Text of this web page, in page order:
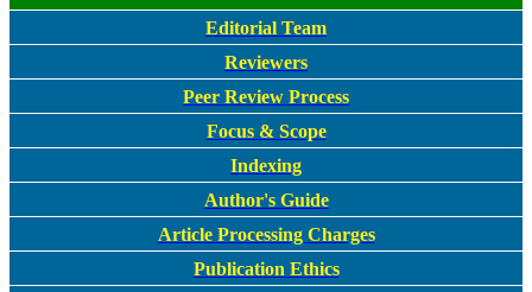
Editorial Team
Reviewers
Peer Review Process
Focus & Scope
Indexing
Author's Guide
Article Processing Charges
Publication Ethics